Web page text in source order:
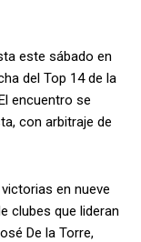
este sábado en
del Top 14 de la
encuentro se
con arbitraje de
en nueve
clubes que lideran
De la Torre,